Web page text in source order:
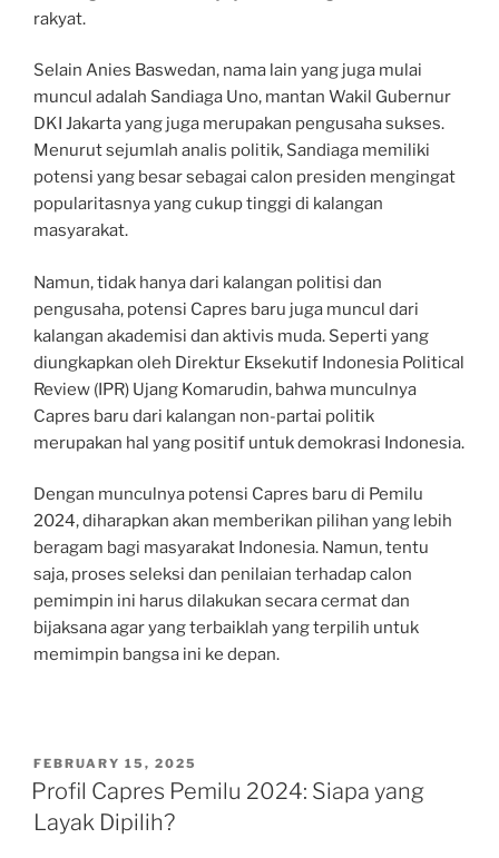
rakyat.
Selain Anies Baswedan, nama lain yang juga mulai
muncul adalah Sandiaga Uno, mantan Wakil Gubernur
DKI Jakarta yang juga merupakan pengusaha sukses.
Menurut sejumlah analis politik, Sandiaga memiliki
potensi yang besar sebagai calon presiden mengingat
popularitasnya yang cukup tinggi di kalangan
masyarakat.
Namun, tidak hanya dari kalangan politisi dan
pengusaha, potensi Capres baru juga muncul dari
kalangan akademisi dan aktivis muda. Seperti yang
diungkapkan oleh Direktur Eksekutif Indonesia Political
Review (IPR) Ujang Komarudin, bahwa munculnya
Capres baru dari kalangan non-partai politik
merupakan hal yang positif untuk demokrasi Indonesia.
Dengan munculnya potensi Capres baru di Pemilu
2024, diharapkan akan memberikan pilihan yang lebih
beragam bagi masyarakat Indonesia. Namun, tentu
saja, proses seleksi dan penilaian terhadap calon
pemimpin ini harus dilakukan secara cermat dan
bijaksana agar yang terbaiklah yang terpilih untuk
memimpin bangsa ini ke depan.
POSTED
ON
FEBRUARY 15, 2025
Profil Capres Pemilu 2024: Siapa yang
Layak Dipilih?